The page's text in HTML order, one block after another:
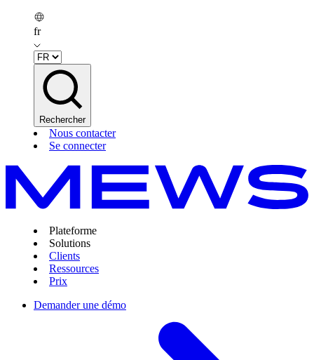
fr
Rechercher
Nous contacter
Se connecter
Plateforme
Solutions
Clients
Ressources
Prix
Demander une démo